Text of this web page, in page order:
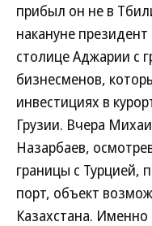
прибыл он не в
накануне
столице Аджарии с
бизнесменов,
инвестициях в
Грузии. Вчера
Назарбаев,
границы с Турцией,
порт, объект
Казахстана. Именно